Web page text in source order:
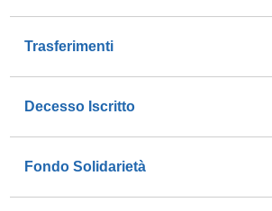
Trasferimenti
Decesso Iscritto
Fondo Solidarietà